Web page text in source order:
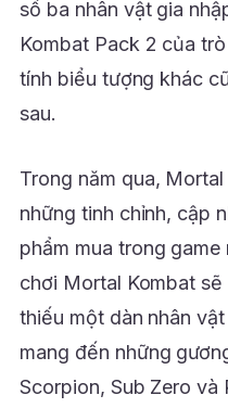
số ba nhân vật gia
Kombat Pack 2 của
tính biểu tượng khác
sau.
Trong năm qua,
những tinh chỉnh, cập
phẩm mua trong
chơi Mortal Kombat
thiếu một dàn nhân
mang đến những
Scorpion, Sub Zero và